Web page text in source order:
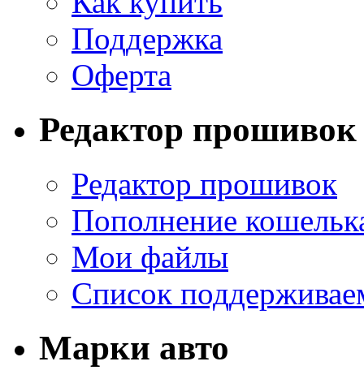
Поддержка
Оферта
Редактор прошивок
Редактор прошивок
Пополнение
Мои файлы
Список
Марки авто